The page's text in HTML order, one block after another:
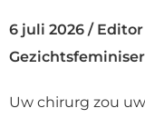
6 juli 2026 / Editor
Uw chirurg zou